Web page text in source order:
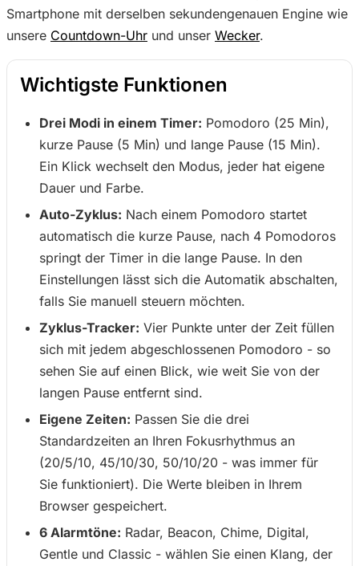
Smartphone mit derselben sekundengenauen Engine wie
unsere Countdown-Uhr und unser Wecker.
Wichtigste Funktionen
Drei Modi in einem Timer: Pomodoro (25 Min),
kurze Pause (5 Min) und lange Pause (15 Min).
Ein Klick wechselt den Modus, jeder hat eigene
Dauer und Farbe.
Auto-Zyklus: Nach einem Pomodoro startet
automatisch die kurze Pause, nach 4 Pomodoros
springt der Timer in die lange Pause. In den
Einstellungen lässt sich die Automatik abschalten,
falls Sie manuell steuern möchten.
Zyklus-Tracker: Vier Punkte unter der Zeit füllen
sich mit jedem abgeschlossenen Pomodoro - so
sehen Sie auf einen Blick, wie weit Sie von der
langen Pause entfernt sind.
Eigene Zeiten: Passen Sie die drei
Standardzeiten an Ihren Fokusrhythmus an
(20/5/10, 45/10/30, 50/10/20 - was immer für
Sie funktioniert). Die Werte bleiben in Ihrem
Browser gespeichert.
6 Alarmtöne: Radar, Beacon, Chime, Digital,
Gentle und Classic - wählen Sie einen Klang, der